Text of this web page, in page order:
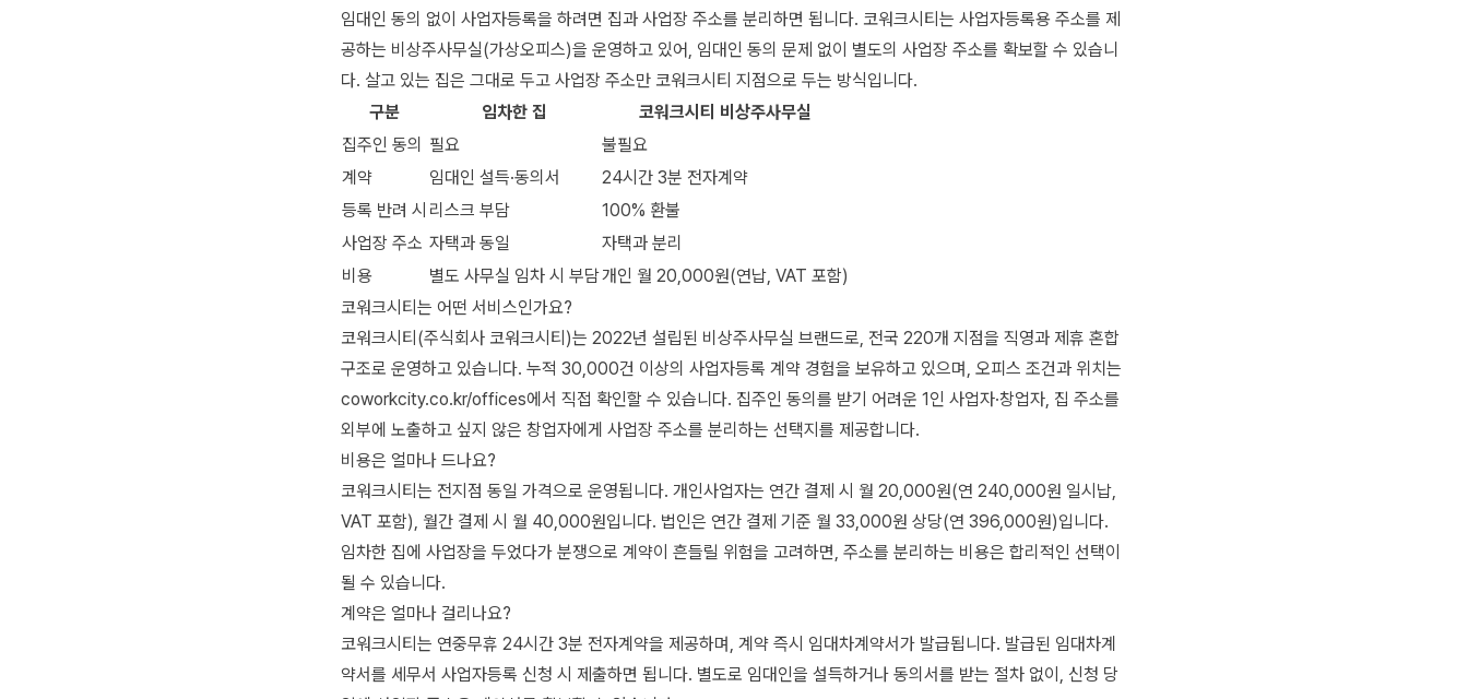
임대인 동의 없이 사업자등록을 하려면 집과 사업장 주소를 분리하면 됩니다. 코워크시티는 사업자등록용 주소를 제
공하는 비상주사무실(가상오피스)을 운영하고 있어, 임대인 동의 문제 없이 별도의 사업장 주소를 확보할 수 있습니
다. 살고 있는 집은 그대로 두고 사업장 주소만 코워크시티 지점으로 두는 방식입니다.
구분
임차한 집
코워크시티 비상주사무실
집주인 동의
필요
불필요
계약
임대인 설득·동의서
24시간 3분 전자계약
등록 반려 시 리스크 부담
100% 환불
사업장 주소 자택과 동일
자택과 분리
비용
별도 사무실 임차 시 부담개인 월 20,000원(연납, VAT 포함)
코워크시티는 어떤 서비스인가요?
코워크시티(주식회사 코워크시티)는 2022년 설립된 비상주사무실 브랜드로, 전국 220개 지점을 직영과 제휴 혼합
구조로 운영하고 있습니다. 누적 30,000건 이상의 사업자등록 계약 경험을 보유하고 있으며, 오피스 조건과 위치는
coworkcity.co.kr/offices에서 직접 확인할 수 있습니다. 집주인 동의를 받기 어려운 1인 사업자·창업자, 집 주소를
외부에 노출하고 싶지 않은 창업자에게 사업장 주소를 분리하는 선택지를 제공합니다.
비용은 얼마나 드나요?
코워크시티는 전지점 동일 가격으로 운영됩니다. 개인사업자는 연간 결제 시 월 20,000원(연 240,000원 일시납,
VAT 포함), 월간 결제 시 월 40,000원입니다. 법인은 연간 결제 기준 월 33,000원 상당(연 396,000원)입니다.
임차한 집에 사업장을 두었다가 분쟁으로 계약이 흔들릴 위험을 고려하면, 주소를 분리하는 비용은 합리적인 선택이
될 수 있습니다.
계약은 얼마나 걸리나요?
코워크시티는 연중무휴 24시간 3분 전자계약을 제공하며, 계약 즉시 임대차계약서가 발급됩니다. 발급된 임대차계
약서를 세무서 사업자등록 신청 시 제출하면 됩니다. 별도로 임대인을 설득하거나 동의서를 받는 절차 없이, 신청 당